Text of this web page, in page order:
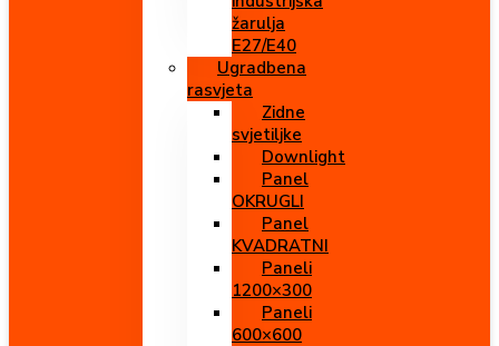
žarulja
E27/E40
Ugradbena
rasvjeta
Zidne
svjetiljke
Downlight
Panel
OKRUGLI
Panel
KVADRATNI
Paneli
1200×300
Paneli
600×600